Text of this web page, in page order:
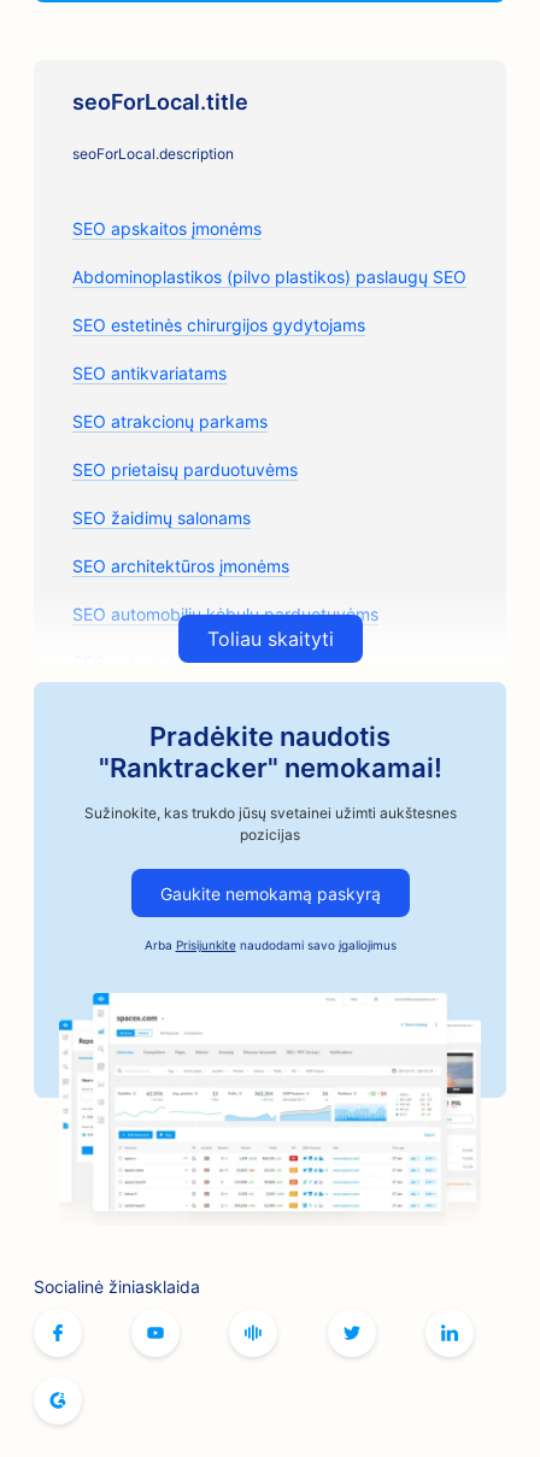
seoForLocal.title
seoForLocal.description
SEO apskaitos įmonėms
Abdominoplastikos (pilvo plastikos) paslaugų SEO
SEO estetinės chirurgijos gydytojams
SEO antikvariatams
SEO atrakcionų parkams
SEO prietaisų parduotuvėms
SEO žaidimų salonams
SEO architektūros įmonėms
SEO automobilių kėbulų parduotuvėms
SEO automobilių dalių parduotuvėms
SEO automobilių remonto parduotuvėms
SEO amatininkų kavos skrudintojams
SEO automobilių pramonės įmonėms
SEO kepykloms
SEO kirpykloms
SEO bankams
SEO knygynams
SEO kepsninėms
SEO stalo žaidimų kavinėms
SEO butikams
SEO duonos kepykloms
Toliau skaityti
Pradėkite naudotis
"Ranktracker" nemokamai!
Sužinokite, kas trukdo jūsų svetainei užimti aukštesnes
pozicijas
Gaukite nemokamą paskyrą
Arba Prisijunkitenaudodami savo įgaliojimus
Socialinė žiniasklaida